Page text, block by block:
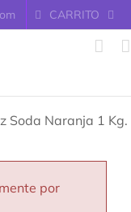
CARRITO
Soda Naranja 1 Kg.
por